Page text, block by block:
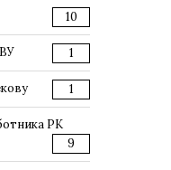
10
1
1
РК
9